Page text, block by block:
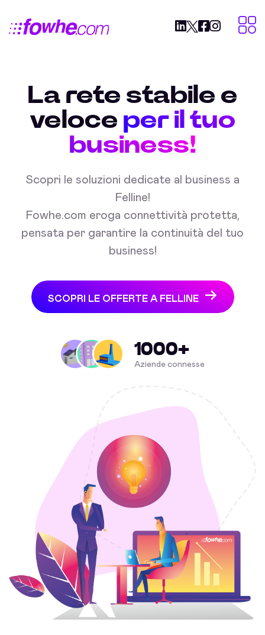
La rete stabile e
veloce per il tuo
business!
Scopri le soluzioni dedicate al business a
Felline!
Fowhe.com eroga connettività protetta,
pensata per garantire la continuità del tuo
business!
SCOPRI LE OFFERTE A FELLINE
1000+
Aziende connesse